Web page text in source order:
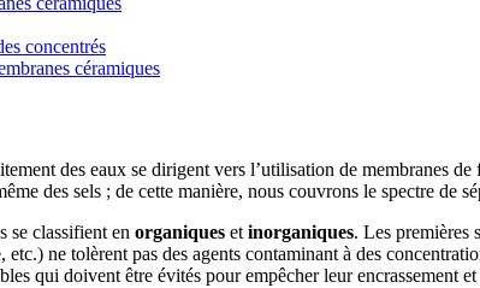
concentrés
céramiques
des eaux se dirigent vers l’utilisation de membranes
des sels ; de cette manière, nous couvrons le spectre de
se classifient en organiques etinorganiques. Les premières
ne tolèrent pas des agents contaminant à des
qui doivent être évités pour empêcher leur encrassement